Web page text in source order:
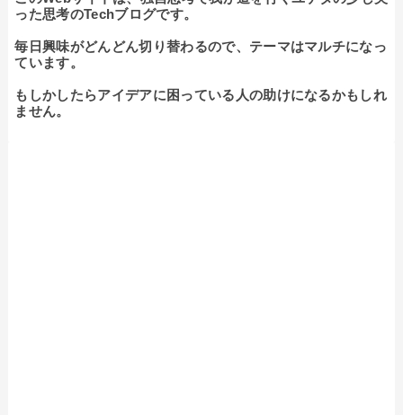
った思考のTechブログです。
毎日興味がどんどん切り替わるので、テーマはマルチになっ
ています。
もしかしたらアイデアに困っている人の助けになるかもしれ
ません。